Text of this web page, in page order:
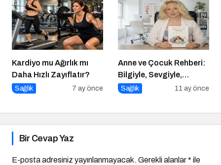
Kardiyo mu Ağırlık mı
Daha Hızlı Zayıflatır?
Sağlık 7 ay önce
Anne ve Çocuk Rehberi:
Bilgiyle, Sevgiyle,
Güvenle
Sağlık 11 ay önce
Bir Cevap Yaz
E-posta adresiniz yayınlanmayacak. Gerekli alanlar* ile